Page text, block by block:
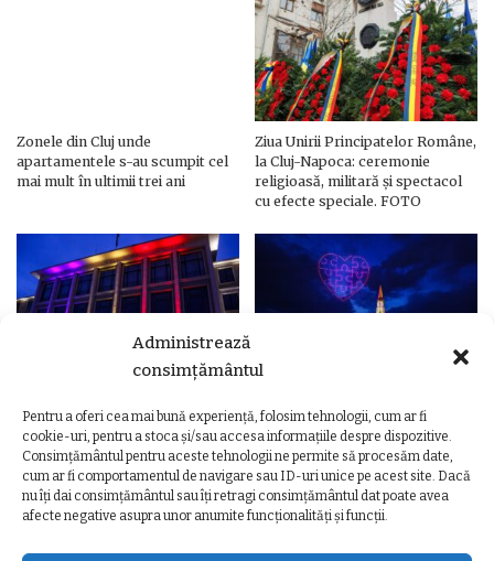
Administrează
consimțământul
Pentru a oferi cea mai bună experiență, folosim tehnologii, cum ar fi
cookie-uri, pentru a stoca și/sau accesa informațiile despre dispozitive.
Consimțământul pentru aceste tehnologii ne permite să procesăm date,
cum ar fi comportamentul de navigare sau ID-uri unice pe acest site. Dacă
nu îți dai consimțământul sau îți retragi consimțământul dat poate avea
afecte negative asupra unor anumite funcționalități și funcții.
Zonele din Cluj unde
apartamentele s-au scumpit cel
mai mult în ultimii trei ani
Ziua Unirii Principatelor Române,
la Cluj-Napoca: ceremonie
religioasă, militară și spectacol
cu efecte speciale. FOTO
Ziua Unirii Principatelor Române
– Clădiri și poduri din Cluj,
iluminate în culorile drapelului
Ziua Unirii la Cluj-Napoca.
Programul complet al
evenimentelor